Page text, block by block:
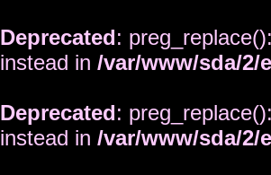
Deprecated:
instead in /var/www/sda/
Deprecated:
instead in /var/www/sda/